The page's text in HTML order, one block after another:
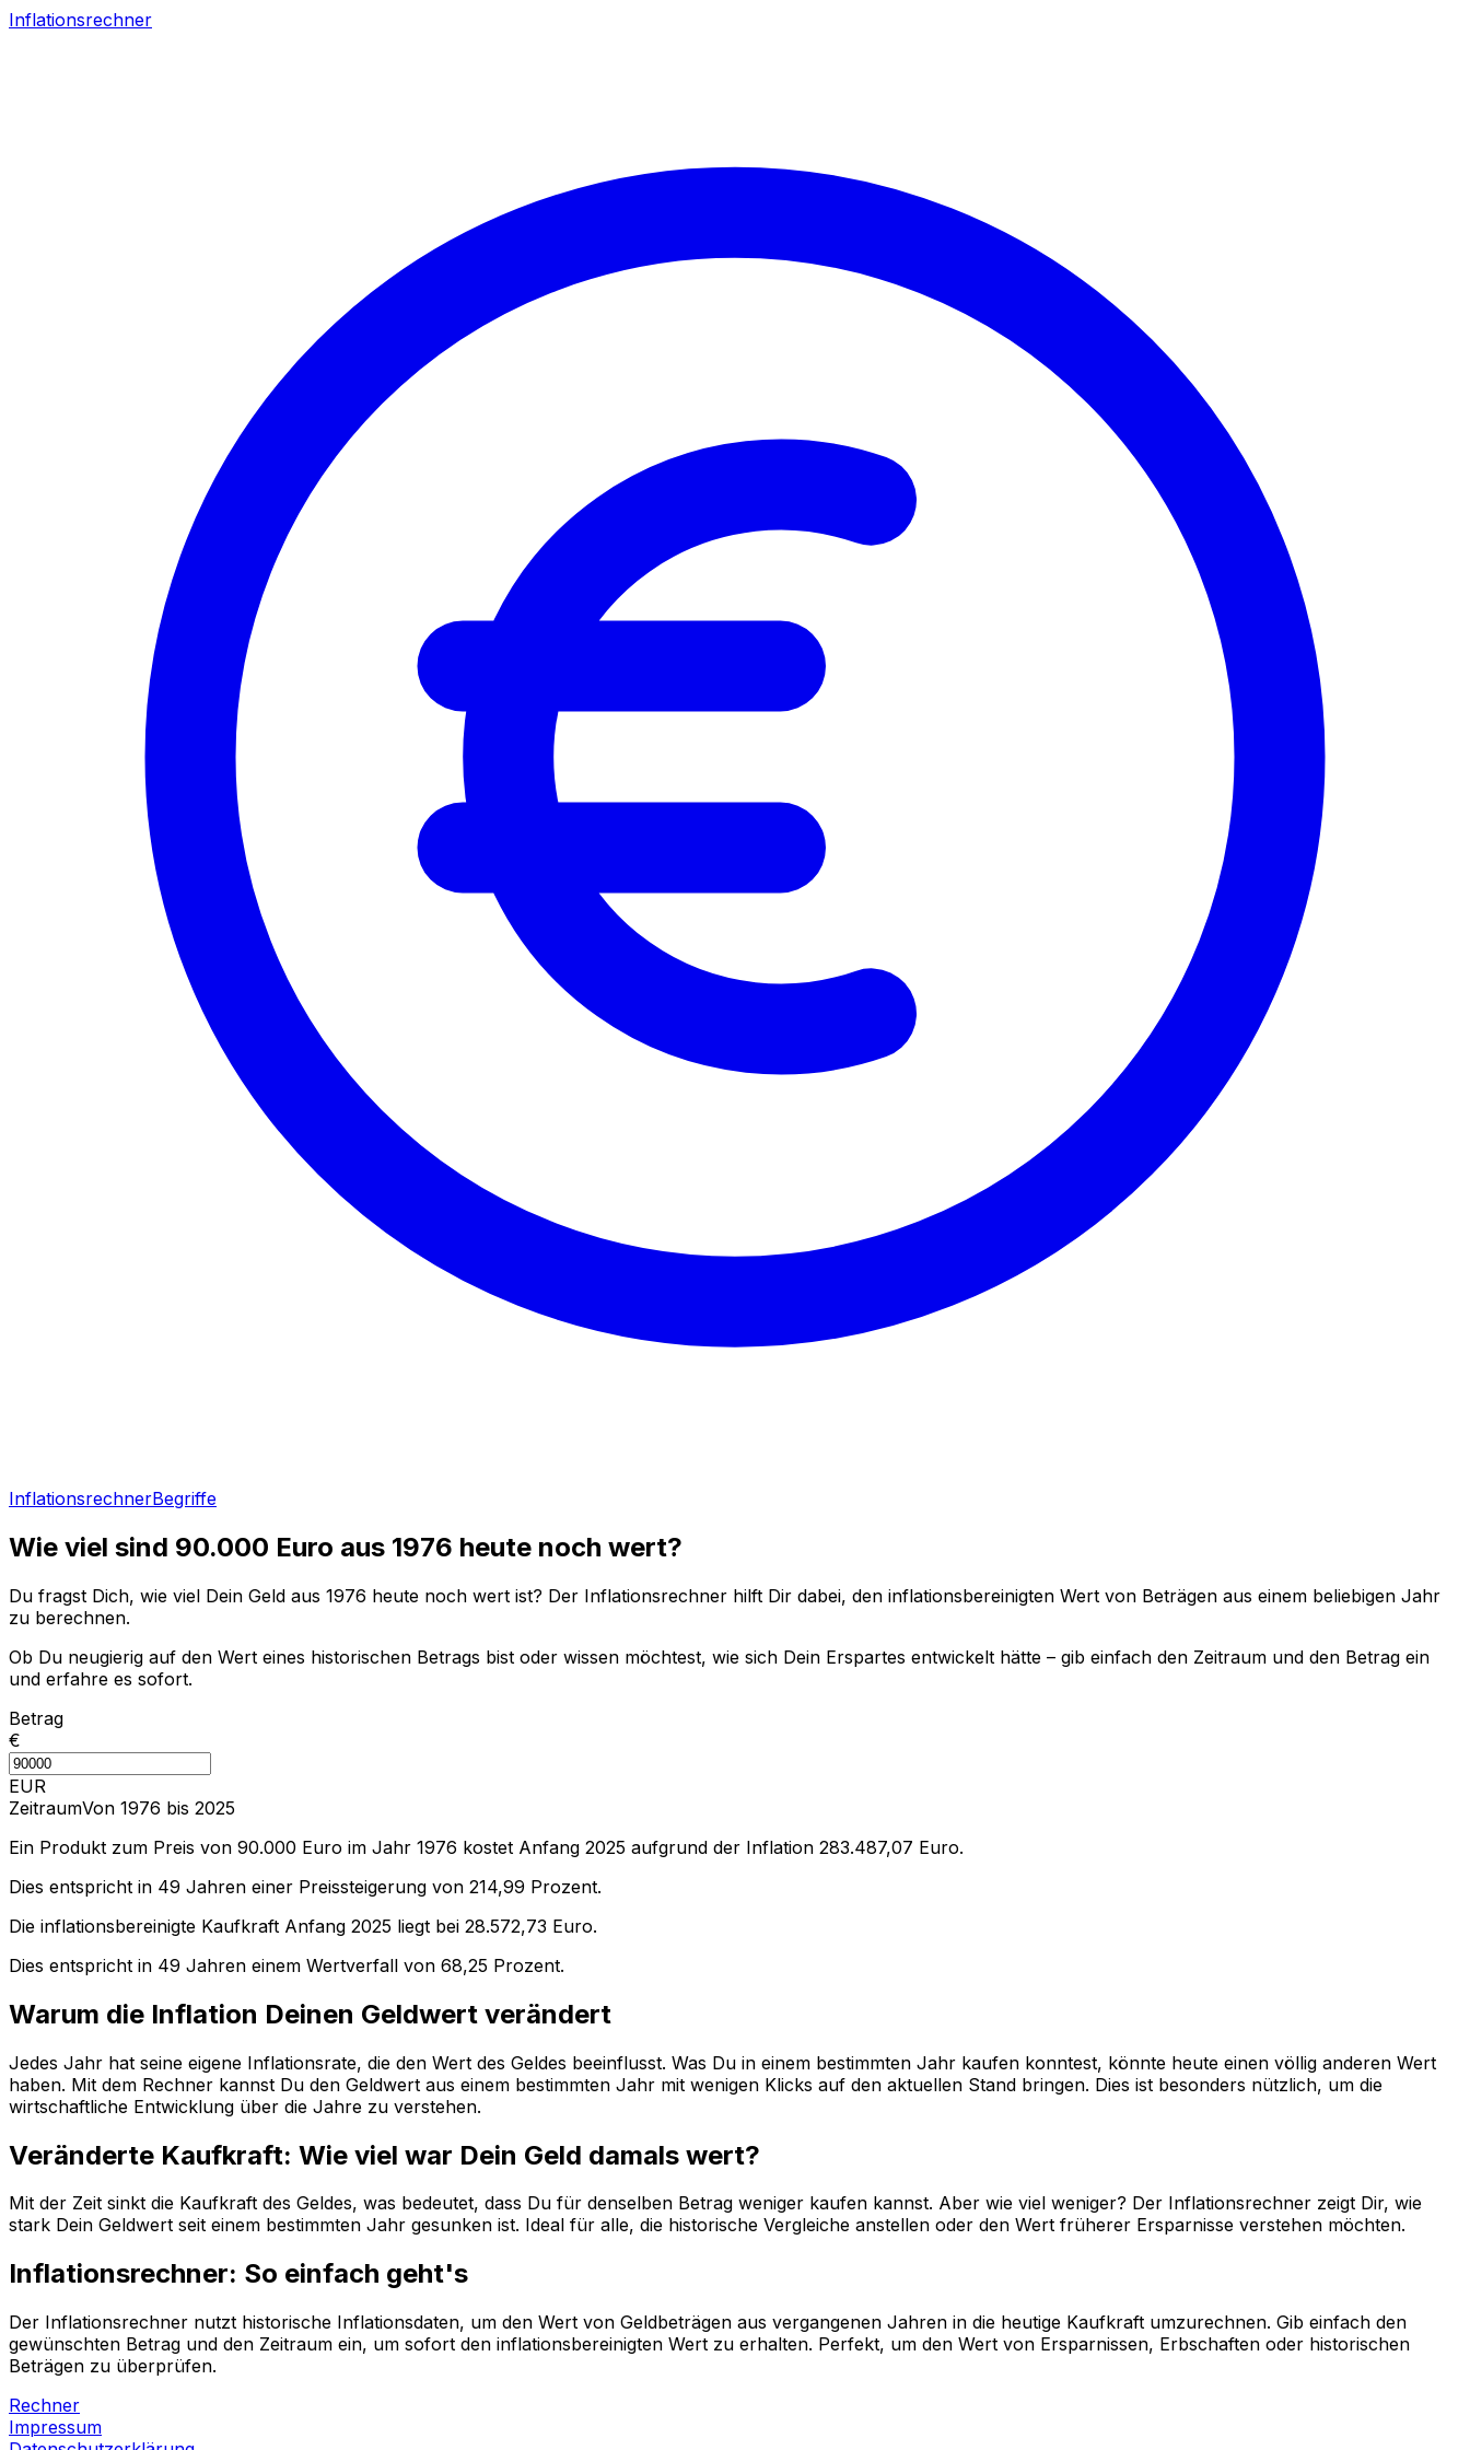
Inflationsrechner
InflationsrechnerBegriffe
Wie viel sind 90.000 Euro aus 1976 heute noch wert?
Du fragst Dich, wie viel Dein Geld aus 1976 heute noch wert ist? Der Inflationsrechner hilft Dir dabei, den inflationsbereinigten Wert von Beträgen aus einem beliebigen Jahr
zu berechnen.
Ob Du neugierig auf den Wert eines historischen Betrags bist oder wissen möchtest, wie sich Dein Erspartes entwickelt hätte – gib einfach den Zeitraum und den Betrag ein
und erfahre es sofort.
Betrag
€
EUR
ZeitraumVon 1976 bis 2025
Ein Produkt zum Preis von 90.000 Euro im Jahr 1976 kostet Anfang 2025 aufgrund der Inflation 283.487,07 Euro.
Dies entspricht in 49 Jahren einer Preissteigerung von 214,99 Prozent.
Die inflationsbereinigte Kaufkraft Anfang 2025 liegt bei 28.572,73 Euro.
Dies entspricht in 49 Jahren einem Wertverfall von 68,25 Prozent.
Warum die Inflation Deinen Geldwert verändert
Jedes Jahr hat seine eigene Inflationsrate, die den Wert des Geldes beeinflusst. Was Du in einem bestimmten Jahr kaufen konntest, könnte heute einen völlig anderen Wert
haben. Mit dem Rechner kannst Du den Geldwert aus einem bestimmten Jahr mit wenigen Klicks auf den aktuellen Stand bringen. Dies ist besonders nützlich, um die
wirtschaftliche Entwicklung über die Jahre zu verstehen.
Veränderte Kaufkraft: Wie viel war Dein Geld damals wert?
Mit der Zeit sinkt die Kaufkraft des Geldes, was bedeutet, dass Du für denselben Betrag weniger kaufen kannst. Aber wie viel weniger? Der Inflationsrechner zeigt Dir, wie
stark Dein Geldwert seit einem bestimmten Jahr gesunken ist. Ideal für alle, die historische Vergleiche anstellen oder den Wert früherer Ersparnisse verstehen möchten.
Inflationsrechner: So einfach geht's
Der Inflationsrechner nutzt historische Inflationsdaten, um den Wert von Geldbeträgen aus vergangenen Jahren in die heutige Kaufkraft umzurechnen. Gib einfach den
gewünschten Betrag und den Zeitraum ein, um sofort den inflationsbereinigten Wert zu erhalten. Perfekt, um den Wert von Ersparnissen, Erbschaften oder historischen
Beträgen zu überprüfen.
Rechner
Impressum